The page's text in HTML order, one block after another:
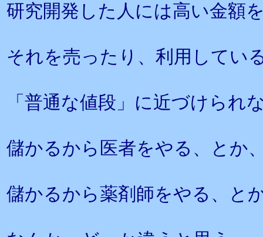
研究開発した人には高い金額
それを売ったり、利用してい
「普通な値段」に近づけられ
儲かるから医者をやる、とか
儲かるから薬剤師をやる、と